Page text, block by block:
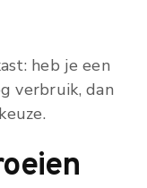
heb je een
verbruik, dan